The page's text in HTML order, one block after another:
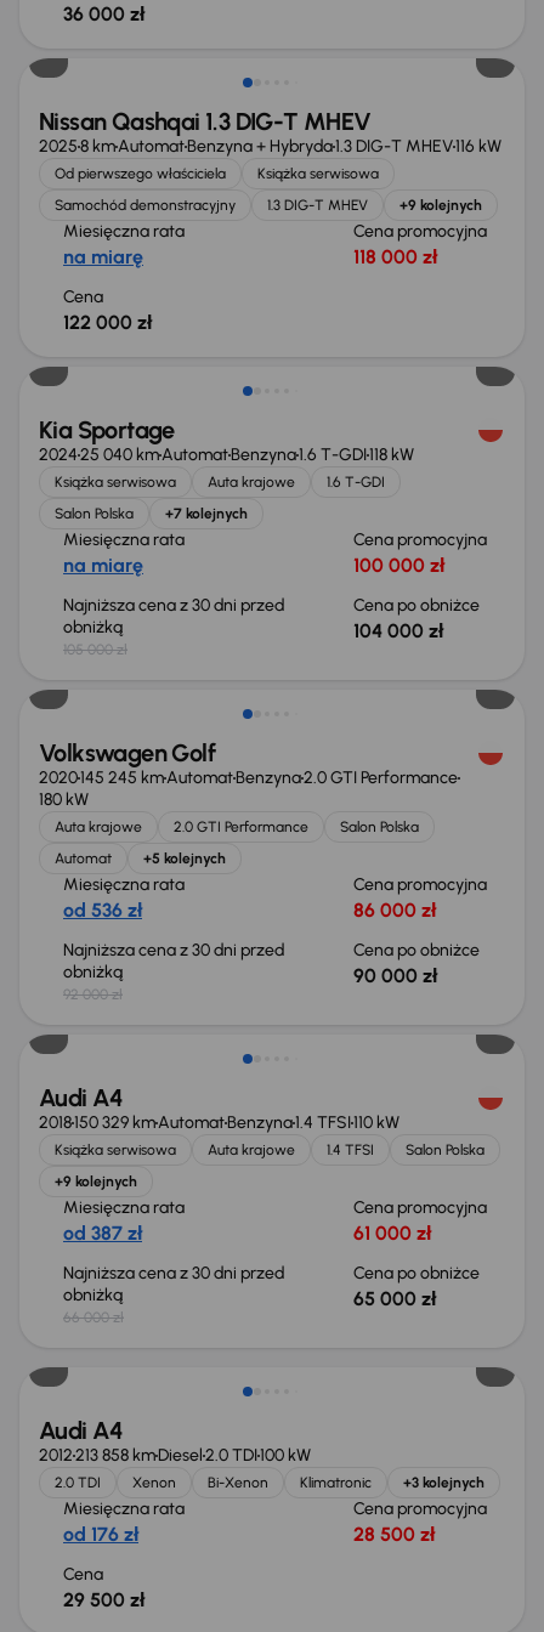
36 000 zł
Od nowego taniej o 36 775 zł
Nissan Qashqai 1.3 DIG-T MHEV
20258 kmAutomatBenzyna + Hybryda1.3 DIG-T MHEV116 kW
Od pierwszego właściciela
Książka serwisowa
Samochód demonstracyjny
1.3 DIG-T MHEV +9 kolejnych
Miesięczna rata
na miarę
Cena promocyjna
118 000 zł
Cena
122 000 zł
Kia Sportage
202425 040 kmAutomatBenzyna1.6 T-GDI118 kW
Książka serwisowa Auta krajowe
1.6 T-GDI
Salon Polska
+7 kolejnych
Miesięczna rata
na miarę
Cena promocyjna
100 000 zł
Najniższa cena z 30 dni przed
obniżką
105 000 zł
Cena po obniżce
104 000 zł
Taniej o 2 000 zł
Volkswagen Golf
2020145 245 kmAutomatBenzyna2.0 GTI Performance
180 kW
Auta krajowe 2.0 GTI Performance
Salon Polska
Automat
+5 kolejnych
Miesięczna rata
od 536 zł
Cena promocyjna
86 000 zł
Najniższa cena z 30 dni przed
obniżką
92 000 zł
Cena po obniżce
90 000 zł
Taniej o 1 000 zł
Audi A4
2018150 329 kmAutomatBenzyna1.4 TFSI110 kW
Książka serwisowa Auta krajowe 1.4 TFSI
Salon Polska
+9 kolejnych
Miesięczna rata
od 387 zł
Cena promocyjna
61 000 zł
Najniższa cena z 30 dni przed
obniżką
66 000 zł
Cena po obniżce
65 000 zł
Audi A4
2012213 858 kmDiesel2.0 TDI100 kW
2.0 TDI Xenon Bi-Xenon Klimatronic +3 kolejnych
Miesięczna rata
od 176 zł
Cena promocyjna
28 500 zł
Cena
29 500 zł